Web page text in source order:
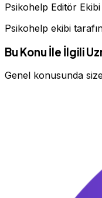
Psikohelp Editör Ekibi
Psikohelp ekibi
Bu Konu İle İlgili
Genel konusunda